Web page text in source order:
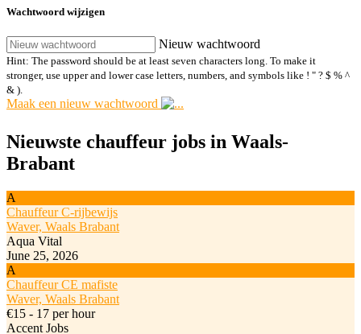
Wachtwoord wijzigen
Nieuw wachtwoord
Hint: The password should be at least seven characters long. To make it
stronger, use upper and lower case letters, numbers, and symbols like ! " ? $ % ^
& ).
Maak een nieuw wachtwoord
Nieuwste chauffeur jobs in Waals-
Brabant
A
Chauffeur C-rijbewijs
Waver, Waals Brabant
Aqua Vital
June 25, 2026
A
Chauffeur CE mafiste
Waver, Waals Brabant
€15 - 17 per hour
Accent Jobs